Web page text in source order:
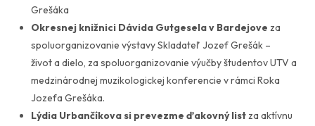
Grešáka
Okresnej knižnici Dávida Gutgesela v Bardejove za
spoluorganizovanie výstavySkladateľ Jozef Grešák –
života dielo, za spoluorganizovanie výučby študentov UTV a
medzinárodnej muzikologickej konferencie v rámci Roka
Jozefa Grešáka.
Lýdia Urbančíkova si prevezme ďakovný listza aktívnu